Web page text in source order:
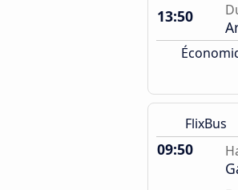
13:50
FlixBus
09:50